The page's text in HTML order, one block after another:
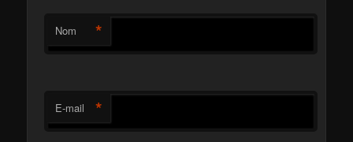
Nom *
E-mail *